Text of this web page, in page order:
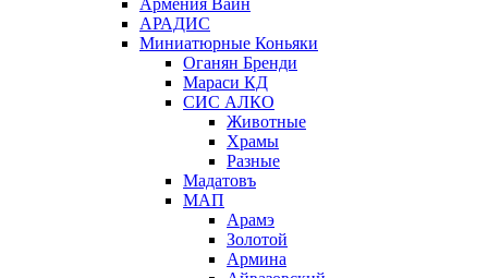
Армения Вайн
АРАДИС
Миниатюрные Коньяки
Оганян Бренди
Мараси КД
СИС АЛКО
Животные
Храмы
Разные
Мадатовъ
МАП
Арамэ
Золотой
Армина